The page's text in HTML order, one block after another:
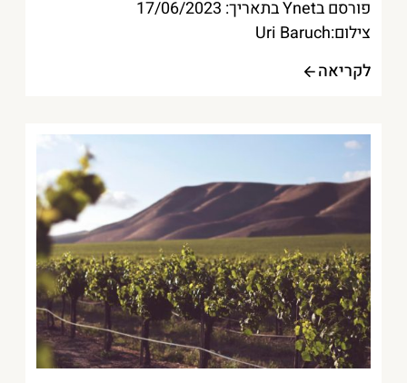
פורסם בYnet בתאריך: 17/06/2023
צילום:Uri Baruch
לקריאה